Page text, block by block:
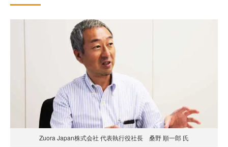
Zuora Japan株式会社 代表執行役社長 桑野 順一郎 氏